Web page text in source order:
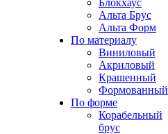
Блокхаус
Альта Брус
Альта Форм
По материалу
Виниловый
Акриловый
Крашенный
Формованный
По форме
Корабельный
брус